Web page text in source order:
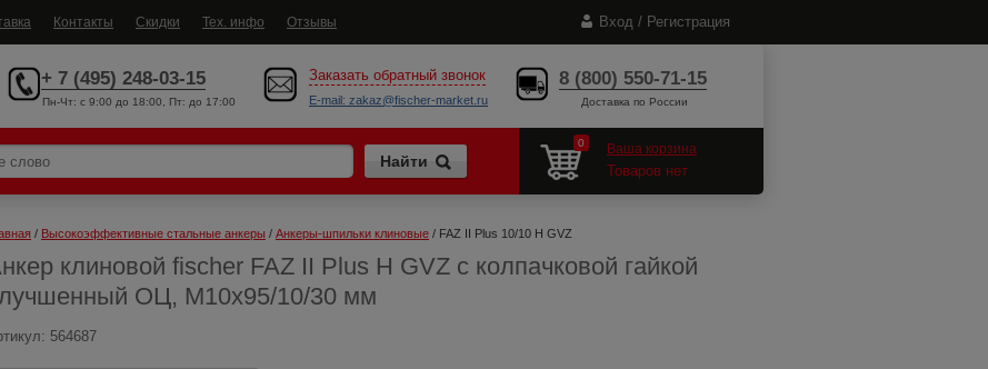
Вход / Регистрация
Контакты Скидки Тех. инфо Отзывы
+ 7 (495) 248-03-15
Пн-Чт: c 9:00 до 18:00, Пт: до 17:00
Заказать обратный звонок
E-mail: zakaz@fischer-market.ru
8 (800) 550-71-15
Доставка по России
0 Ваша корзина
Товаров нет
/ Высокоэффективные стальные анкеры / Анкеры-шпильки клиновые / FAZ II Plus 10/10 H GVZ
клиновой fischer FAZ II Plus H GVZ с колпачковой гайкой
ОЦ, M10x95/10/30 мм
564687